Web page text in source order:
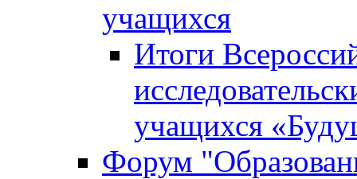
учащихся
Итоги
учащихся
Форум